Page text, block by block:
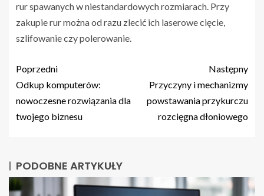
rur spawanych w niestandardowych rozmiarach. Przy
zakupie rur można od razu zlecić ich laserowe cięcie,
szlifowanie czy polerowanie.
Poprzedni
Odkup komputerów:
nowoczesne rozwiązania dla
twojego biznesu
Następny
Przyczyny i mechanizmy
powstawania przykurczu
rozcięgna dłoniowego
PODOBNE ARTYKUŁY